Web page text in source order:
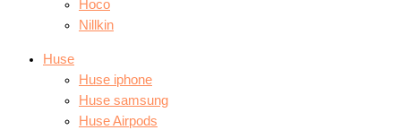
Hoco
Nillkin
Huse
Huse iphone
Huse samsung
Huse Airpods